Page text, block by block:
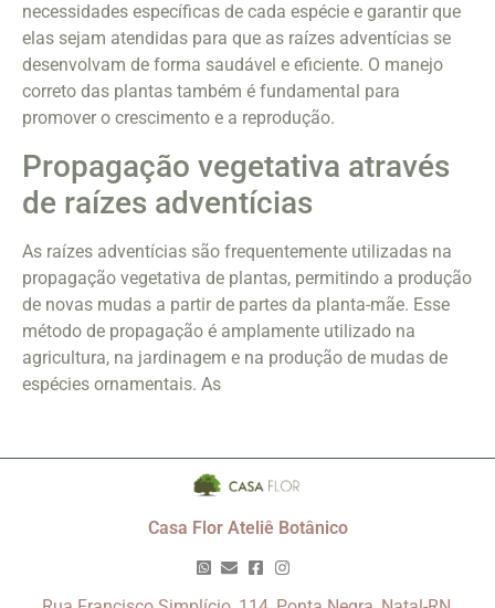
necessidades específicas de cada espécie e garantir que
elas sejam atendidas para que as raízes adventícias se
desenvolvam de forma saudável e eficiente. O manejo
correto das plantas também é fundamental para
promover o crescimento e a reprodução.
Propagação vegetativa através
de raízes adventícias
As raízes adventícias são frequentemente utilizadas na
propagação vegetativa de plantas, permitindo a produção
de novas mudas a partir de partes da planta-mãe. Esse
método de propagação é amplamente utilizado na
agricultura, na jardinagem e na produção de mudas de
espécies ornamentais. As
Casa Flor Ateliê Botânico